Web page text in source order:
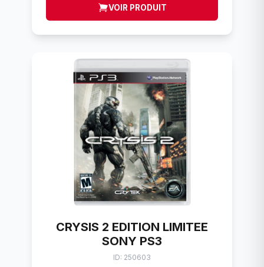
VOIR PRODUIT
CRYSIS 2 EDITION LIMITEE
SONY PS3
ID: 250603